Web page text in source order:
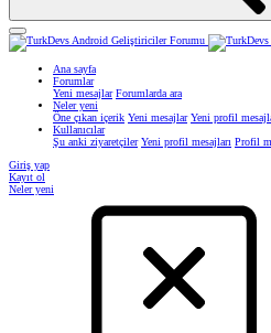
Ana sayfa
Forumlar
Yeni mesajlar Forumlarda ara
Neler yeni
Öne çıkan içerik Yeni mesajlar Yeni profil
Kullanıcılar
Şu anki ziyaretçiler Yeni profil mesajları Profil
Giriş yap
Kayıt ol
Neler yeni